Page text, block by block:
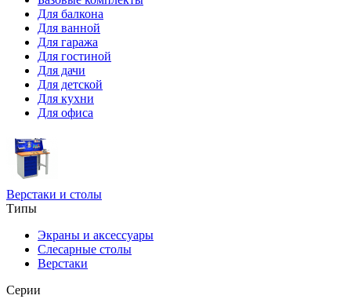
Для балкона
Для ванной
Для гаража
Для гостиной
Для дачи
Для детской
Для кухни
Для офиса
Верстаки и столы
Типы
Экраны и аксессуары
Слесарные столы
Верстаки
Серии